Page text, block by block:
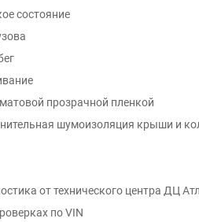
состояние
прозрачной пленкой
шумоизоляция крыши и
от технического центра ДЦ
по VIN